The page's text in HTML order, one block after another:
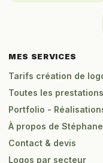
MES SERVICES
Tarifs création de
Toutes les prestations
Portfolio -
À propos de Stéphane
Contact & devis
Logos par secteur